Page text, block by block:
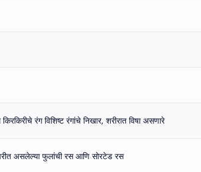
किरकिरीचे रंग विशिष्ट रंगांचे निखार, शरीरात विषा असणारे
असलेल्या फुलांची रस आणि सोरटेड रस